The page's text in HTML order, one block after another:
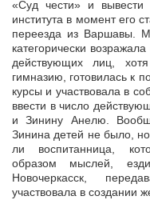
«Суд чести» и вывести
института в момент его
переезда из Варшавы.
категорически
действующих лиц,
гимназию, готовилась к
курсы и участвовала в
ввести в число
и Зинину Анелю.
Зинина детей не было,
ли воспитанница,
образом мыслей,
Новочеркасск,
участвовала в создании